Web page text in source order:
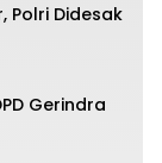
Polri Didesak
Gerindra